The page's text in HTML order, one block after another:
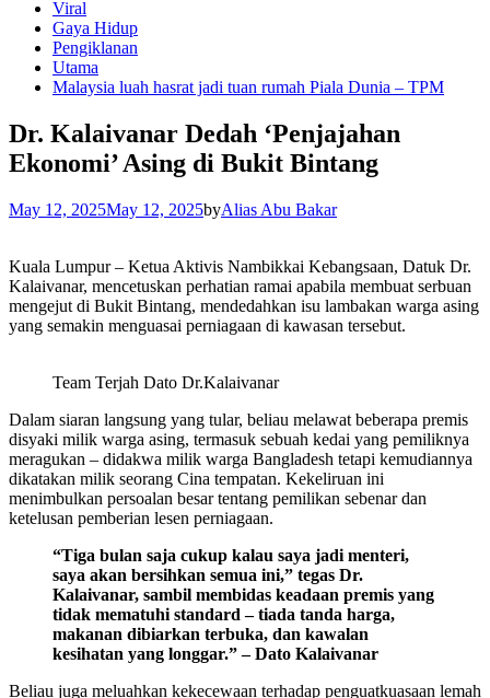
Viral
Gaya Hidup
Pengiklanan
Utama
Malaysia luah hasrat jadi tuan rumah Piala Dunia – TPM
Dr. Kalaivanar Dedah ‘Penjajahan
Ekonomi’ Asing di Bukit Bintang
May 12, 2025May 12, 2025byAlias Abu Bakar
Kuala Lumpur – Ketua Aktivis Nambikkai Kebangsaan, Datuk Dr.
Kalaivanar, mencetuskan perhatian ramai apabila membuat serbuan
mengejut di Bukit Bintang, mendedahkan isu lambakan warga asing
yang semakin menguasai perniagaan di kawasan tersebut.
Team Terjah Dato Dr.Kalaivanar
Dalam siaran langsung yang tular, beliau melawat beberapa premis
disyaki milik warga asing, termasuk sebuah kedai yang pemiliknya
meragukan – didakwa milik warga Bangladesh tetapi kemudiannya
dikatakan milik seorang Cina tempatan. Kekeliruan ini
menimbulkan persoalan besar tentang pemilikan sebenar dan
ketelusan pemberian lesen perniagaan.
“Tiga bulan saja cukup kalau saya jadi menteri,
saya akan bersihkan semua ini,” tegas Dr.
Kalaivanar, sambil membidas keadaan premis yang
tidak mematuhi standard – tiada tanda harga,
makanan dibiarkan terbuka, dan kawalan
kesihatan yang longgar.” – Dato Kalaivanar
Beliau juga meluahkan kekecewaan terhadap penguatkuasaan lemah